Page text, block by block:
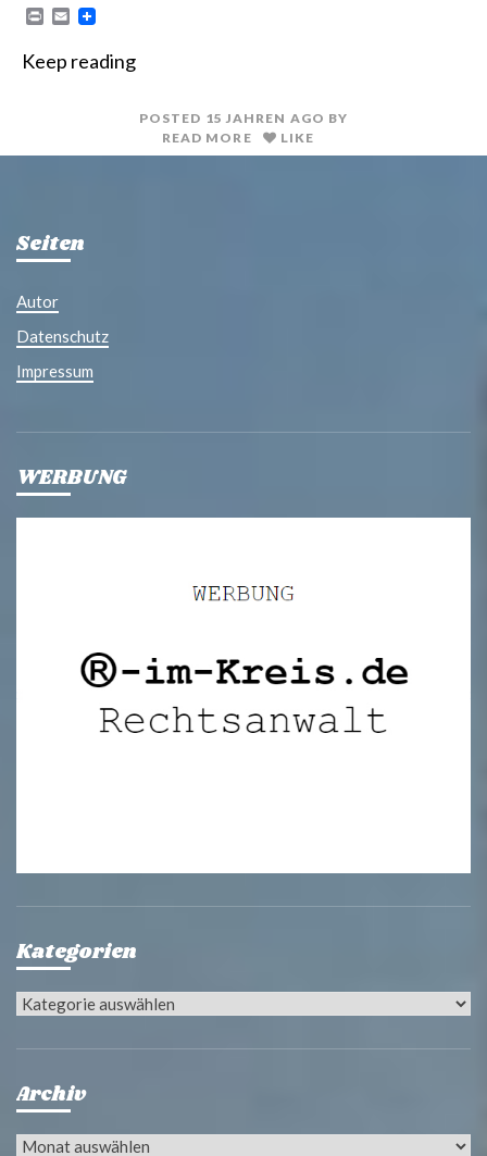
P
n
E
i
Keep reading
POSTED 15 JAHREN AGO BY
READ MORE
LIKE
Seiten
Autor
Datenschutz
Impressum
WERBUNG
Kategorien
Kategorien
Archiv
Archiv